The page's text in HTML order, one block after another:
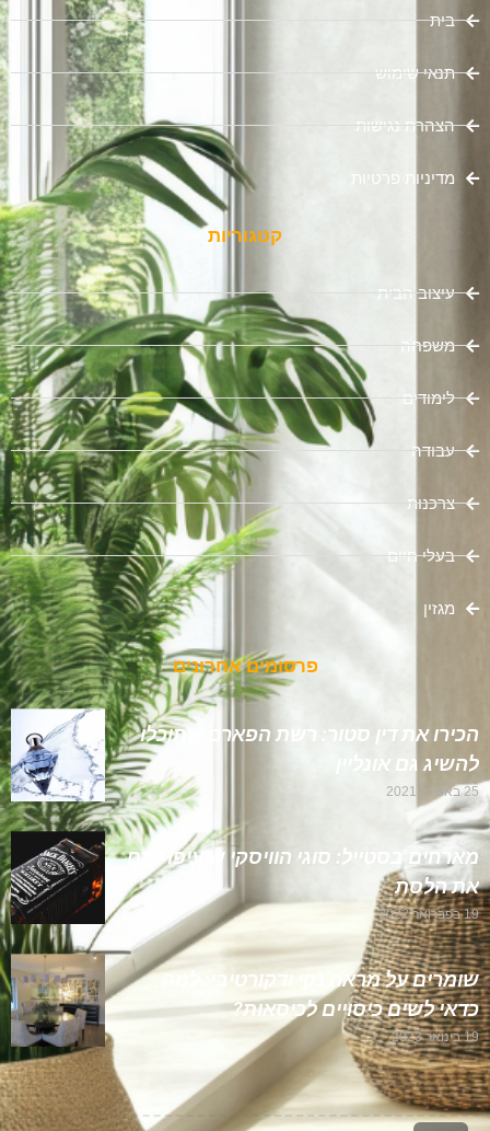
בית
תנאי שימוש
הצהרת נגישות
מדיניות פרטיות
קטגוריות
עיצוב הבית
משפחה
לימודים
עבודה
צרכנות
בעלי חיים
מגזין
פרסומים אחרונים
הכירו את דין סטור: רשת הפארם שתוכלו
להשיג גם אונליין
25 באפריל 2021
מארחים בסטייל: סוגי הוויסקי שיעיפו לכם
את הלסת
19 בפברואר 2022
שומרים על מראה נקי ודקורטיבי: למה
כדאי לשים כיסויים לכיסאות?
19 בינואר 2023